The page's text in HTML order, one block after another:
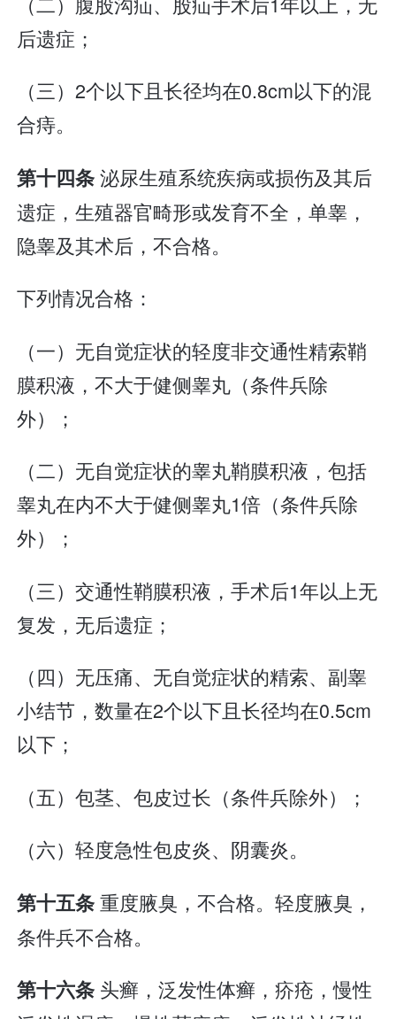
后遗症；
（三）2个以下且长径均在0.8cm以下的混
合痔。
第十四条泌尿生殖系统疾病或损伤及其后
遗症，生殖器官畸形或发育不全，单睾，
隐睾及其术后，不合格。
下列情况合格：
（一）无自觉症状的轻度非交通性精索鞘
膜积液，不大于健侧睾丸（条件兵除
外）；
（二）无自觉症状的睾丸鞘膜积液，包括
睾丸在内不大于健侧睾丸1倍（条件兵除
外）；
（三）交通性鞘膜积液，手术后1年以上无
复发，无后遗症；
（四）无压痛、无自觉症状的精索、副睾
小结节，数量在2个以下且长径均在0.5cm
以下；
（五）包茎、包皮过长（条件兵除外）；
（六）轻度急性包皮炎、阴囊炎。
第十五条重度腋臭，不合格。轻度腋臭，
条件兵不合格。
第十六条 头癣，泛发性体癣，疥疮，慢性